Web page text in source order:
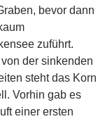
bevor dann
zuführt.
der sinkenden
steht das Korn
Vorhin gab es
einer ersten